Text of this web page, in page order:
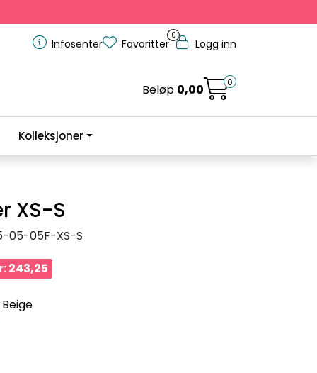
Infosenter
0
Favoritter Logg inn
Beløp 0,00 0
Kolleksjoner
XS-S
05-05F-XS-S
243,25